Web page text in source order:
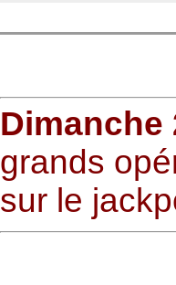
Dimanche
grands
sur le